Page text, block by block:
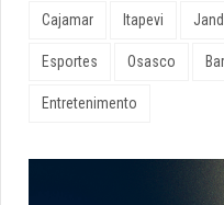
Cajamar Itapevi
Esportes Osasco
Entretenimento